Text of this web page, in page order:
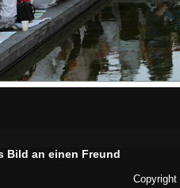
Bild an einen Freund